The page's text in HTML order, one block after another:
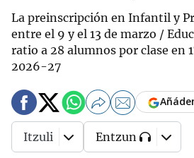
La preinscripción en Infantil y
entre el 9 y el 13 de marzo /
ratio a 28 alumnos por clase en
2026-27
Itzuli Entzun